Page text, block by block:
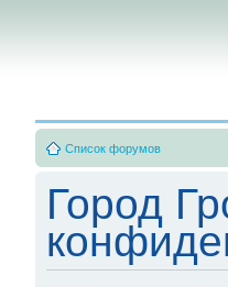
Список форумов
Город